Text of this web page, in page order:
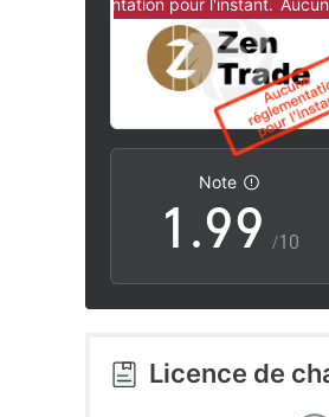
réglementation pour l'instant. Aucune
Note
0
1
2
3
.
6
7
8
9
6
7
8
9 /10
Licence de